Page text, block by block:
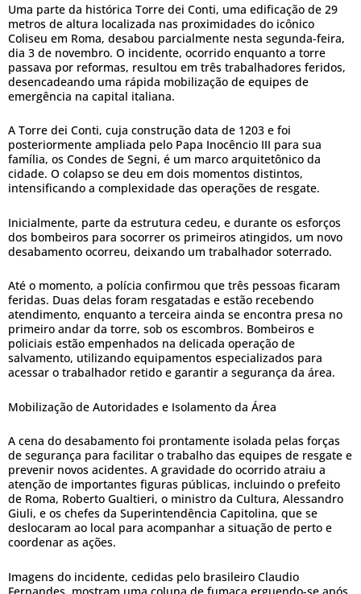
Uma parte da histórica Torre dei Conti, uma edificação de 29
metros de altura localizada nas proximidades do icônico
Coliseu em Roma, desabou parcialmente nesta segunda-feira,
dia 3 de novembro. O incidente, ocorrido enquanto a torre
passava por reformas, resultou em três trabalhadores feridos,
desencadeando uma rápida mobilização de equipes de
emergência na capital italiana.
A Torre dei Conti, cuja construção data de 1203 e foi
posteriormente ampliada pelo Papa Inocêncio III para sua
família, os Condes de Segni, é um marco arquitetônico da
cidade. O colapso se deu em dois momentos distintos,
intensificando a complexidade das operações de resgate.
Inicialmente, parte da estrutura cedeu, e durante os esforços
dos bombeiros para socorrer os primeiros atingidos, um novo
desabamento ocorreu, deixando um trabalhador soterrado.
Até o momento, a polícia confirmou que três pessoas ficaram
feridas. Duas delas foram resgatadas e estão recebendo
atendimento, enquanto a terceira ainda se encontra presa no
primeiro andar da torre, sob os escombros. Bombeiros e
policiais estão empenhados na delicada operação de
salvamento, utilizando equipamentos especializados para
acessar o trabalhador retido e garantir a segurança da área.
Mobilização de Autoridades e Isolamento da Área
A cena do desabamento foi prontamente isolada pelas forças
de segurança para facilitar o trabalho das equipes de resgate e
prevenir novos acidentes. A gravidade do ocorrido atraiu a
atenção de importantes figuras públicas, incluindo o prefeito
de Roma, Roberto Gualtieri, o ministro da Cultura, Alessandro
Giuli, e os chefes da Superintendência Capitolina, que se
deslocaram ao local para acompanhar a situação de perto e
coordenar as ações.
Imagens do incidente, cedidas pelo brasileiro Claudio
Fernandes, mostram uma coluna de fumaça erguendo-se após